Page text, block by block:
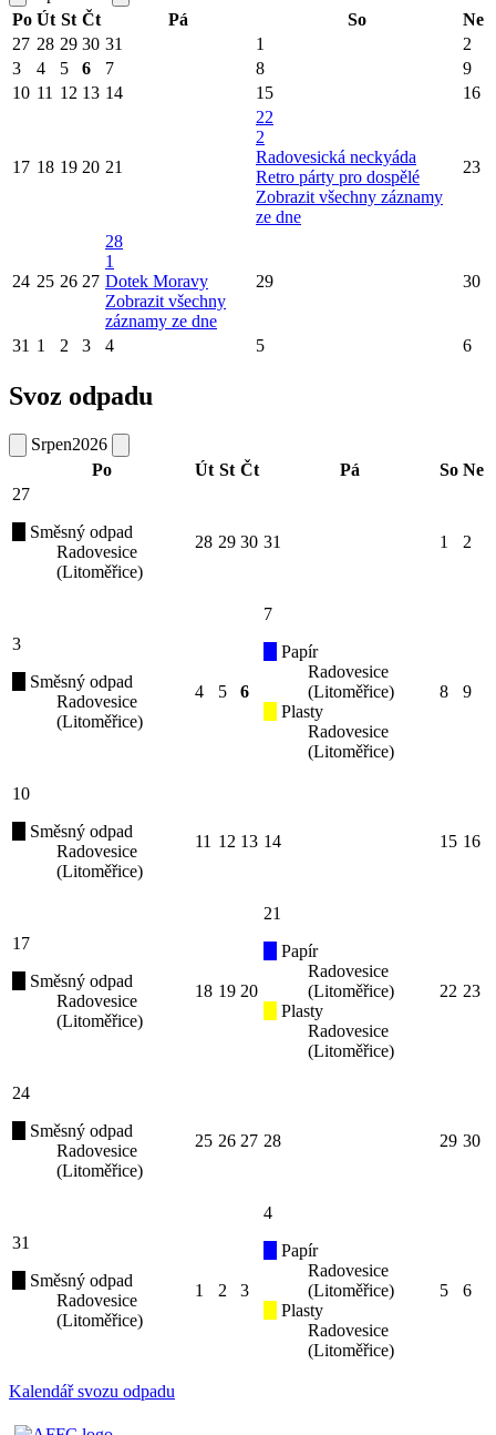
Po Út St Čt Pá So
Ne
27 28 29 30 31 1
2
3
4 5 6 7 8
9
10 11 12 13 14 15 16
17 18 19 20 21
22
2
Radovesická neckyáda
Retro párty pro dospělé
Zobrazit všechny záznamy
ze dne
23
24 25 26 27
28
1
Dotek Moravy
Zobrazit všechny
záznamy ze dne
29 30
31 1 2 3 4 5 6
Svoz odpadu
Srpen2026
Po
Út St Čt Pá So Ne
27
Směsný odpad
Radovesice
(Litoměřice)
28 29 30 31 1 2
3
Směsný odpad
Radovesice
(Litoměřice)
4 5 6
7
Papír
Radovesice
(Litoměřice)
Plasty
Radovesice
(Litoměřice)
8 9
10
Směsný odpad
Radovesice
(Litoměřice)
11 12 13 14 15 16
17
Směsný odpad
Radovesice
(Litoměřice)
18 19 20
21
Papír
Radovesice
(Litoměřice)
Plasty
Radovesice
(Litoměřice)
22 23
24
Směsný odpad
Radovesice
(Litoměřice)
25 26 27 28 29 30
31
Směsný odpad
Radovesice
(Litoměřice)
1 2 3
4
Papír
Radovesice
(Litoměřice)
Plasty
Radovesice
(Litoměřice)
5 6
Kalendář svozu odpadu